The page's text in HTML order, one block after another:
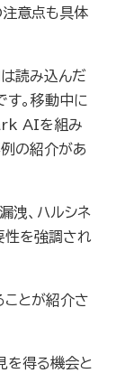
注意点も具体
読み込んだ
。移動中に
AIを組み
の紹介があ
洩、ハルシネ
性を強調され
とが紹介さ
を得る機会と